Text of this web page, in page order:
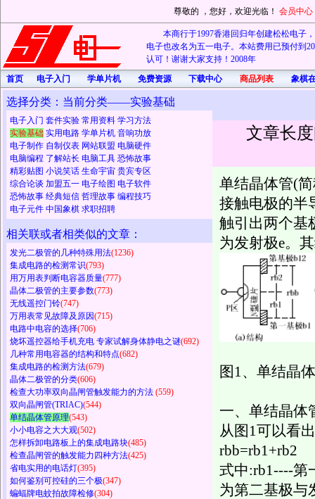
尊敬的 ，您好，欢迎光临！ 会员中心
本商行于1997香港回归年创建松松电子
电子也改名为五一电子。本站费用已预付到
认可！谢谢大家支持！2008年
首页
电子入门 学单片机 免费资源 下载中心 商品列表 象棋
选择分类：当前分类——实验基础
电子入门 套件实验 常用资料 学习方法
实验基础 实用电路 学单片机 音响功放
电子制作 自制仪表 网站联盟 电脑硬件
电脑编程 了解站长 电脑工具 恐怖故事
精彩贴图 小说笑话 生命宇宙 贵宾专区
综合论谈 加盟五一 电子绘图 电子软件
恐怖故事 经典短信 哲理故事 编程技巧
电子元件 中国象棋 求职招聘
相关联或者相类似的文章：
发光二极管的几种特殊用法(1236)
集成电路的检测常识(793)
用万用表判断电容器质量(777)
晶体二极管的主要参数(773)
无线遥控门铃(747)
万用表常见故障及原因(715)
电路中电容的选择(706)
烧坏遥控器给手机充电 专家试解身体静电之谜(692)
几种常用电容器的结构和特点(682)
集成电路的检测方法(679)
晶体二极管的分类(606)
检查大功率双向晶闸管触发能力的方法 (559)
双向晶闸管(TRIAC)(544)
单结晶体管原理(543)
小小电容之大大观(502)
怎样拆卸电路板上的集成电路块(485)
检查晶闸管的触发能力四种方法(425)
省电实用的电话灯(395)
如何鉴别可控硅的三个极(347)
蝙蝠牌电蚊拍故障检修(304)
文章长
单结晶体管(
接触电极的半
触引出两个基
为发射极e。
图1、单结晶
一、单结晶体
从图1可以看
rbb=rb1+rb2
式中:rb1----第
为第二基极与